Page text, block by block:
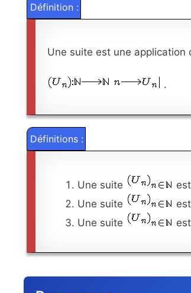
Définition :
Une suite est une application
.
Définitions :
Une suite
Une suite
Une suite